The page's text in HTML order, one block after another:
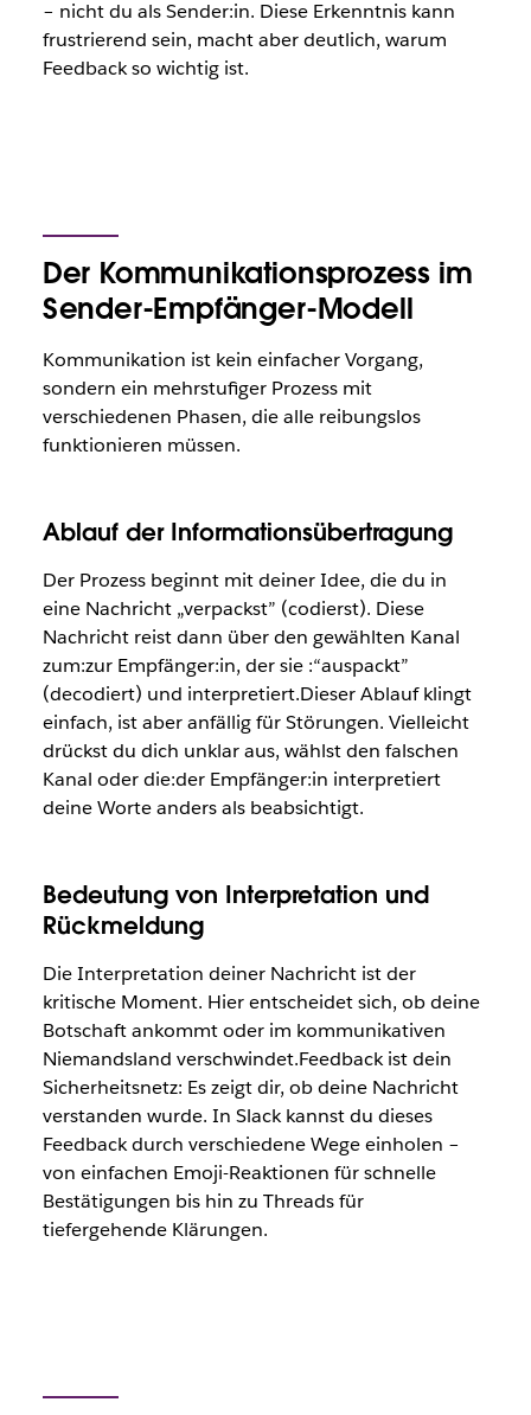
– nicht du als Sender:in. Diese Erkenntnis kann
frustrierend sein, macht aber deutlich, warum
Feedback so wichtig ist.
Der Kommunikationsprozess im
Sender-Empfänger-Modell
Kommunikation ist kein einfacher Vorgang,
sondern ein mehrstufiger Prozess mit
verschiedenen Phasen, die alle reibungslos
funktionieren müssen.
Ablauf der Informationsübertragung
Der Prozess beginnt mit deiner Idee, die du in
eine Nachricht „verpackst” (codierst). Diese
Nachricht reist dann über den gewählten Kanal
zum:zur Empfänger:in, der sie :“auspackt”
(decodiert) und interpretiert.Dieser Ablauf klingt
einfach, ist aber anfällig für Störungen. Vielleicht
drückst du dich unklar aus, wählst den falschen
Kanal oder die:der Empfänger:in interpretiert
deine Worte anders als beabsichtigt.
Bedeutung von Interpretation und
Rückmeldung
Die Interpretation deiner Nachricht ist der
kritische Moment. Hier entscheidet sich, ob deine
Botschaft ankommt oder im kommunikativen
Niemandsland verschwindet.Feedback ist dein
Sicherheitsnetz: Es zeigt dir, ob deine Nachricht
verstanden wurde. In Slack kannst du dieses
Feedback durch verschiedene Wege einholen –
von einfachen Emoji-Reaktionen für schnelle
Bestätigungen bis hin zu Threads für
tiefergehende Klärungen.